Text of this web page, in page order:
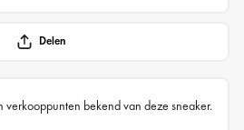
Delen
bekend van deze sneaker.